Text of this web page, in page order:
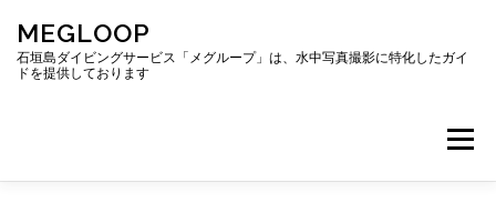
ッ
MEGLOOP
石垣島ダイビングサービス「メグループ」は、水中写真撮影に特化したガイ
ドを提供しております
メニュー